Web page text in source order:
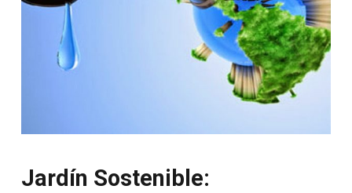
Jardín Sostenible: